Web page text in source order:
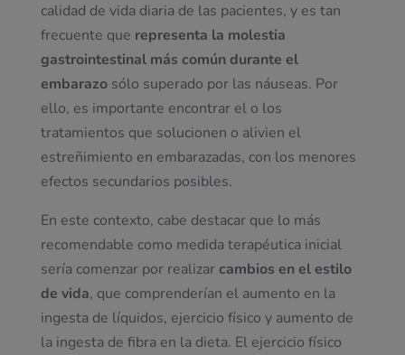
calidad de vida diaria de las pacientes, y es tan
frecuente que representa la molestia
gastrointestinal más común durante el
embarazosólo superado por las náuseas. Por
ello, es importante encontrar el o los
tratamientos que solucionen o alivien el
estreñimiento en embarazadas, con los menores
efectos secundarios posibles.
En este contexto, cabe destacar que lo más
recomendable como medida terapéutica inicial
sería comenzar por realizarcambios en el estilo
de vida, que comprenderían el aumento en la
ingesta de líquidos, ejercicio físico y aumento de
la ingesta de fibra en la dieta. El ejercicio físico